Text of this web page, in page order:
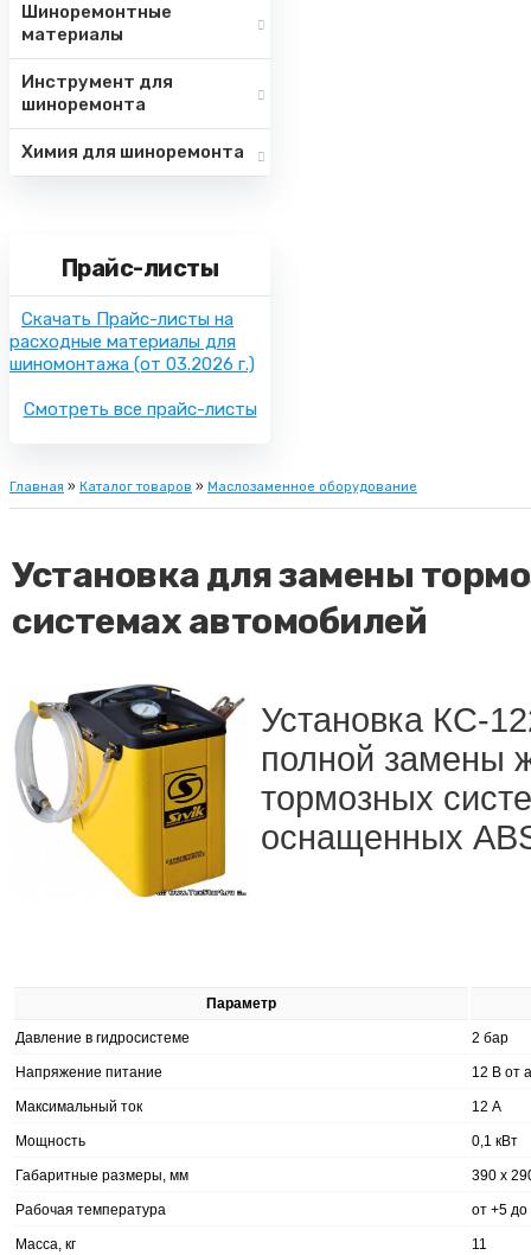
Шиноремонтные
материалы
Инструмент для
шиноремонта
Химия для шиноремонта
Прайс-листы
Скачать Прайс-листы на
расходные материалы для
шиномонтажа (от 03.2026 г.)
Смотреть все прайс-листы
Главная » Каталог товаров » Маслозаменное оборудование
Установка для замены
системах автомобилей
Установка КС-
полной замены
тормозных
оснащенных
Параметр
Давление в гидросистеме 2 бар
Напряжение питание 12 В от
Максимальный ток 12 А
Мощность 0,1 кВт
Габаритные размеры, мм 390 х
Рабочая температура от +5
Масса, кг 11